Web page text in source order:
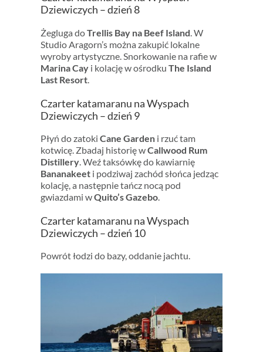
Dziewiczych – dzień 8
Żegluga doTrellis Bay na Beef Island . W
Studio Aragorn’s można zakupić lokalne
wyroby artystyczne. Snorkowanie na rafie w
Marina Cayi kolację w ośrodku The Island
Last Resort.
Czarter katamaranu na Wyspach
Dziewiczych – dzień 9
Płyń do zatoki Cane Gardeni rzuć tam
kotwicę. Zbadaj historię wCallwood Rum
Distillery. Weź taksówkę do kawiarnię
Bananakeeti podziwaj zachód słońca jedząc
kolację, a następnie tańcz nocą pod
gwiazdami wQuito’s Gazebo.
Czarter katamaranu na Wyspach
Dziewiczych – dzień 10
Powrót łodzi do bazy, oddanie jachtu.